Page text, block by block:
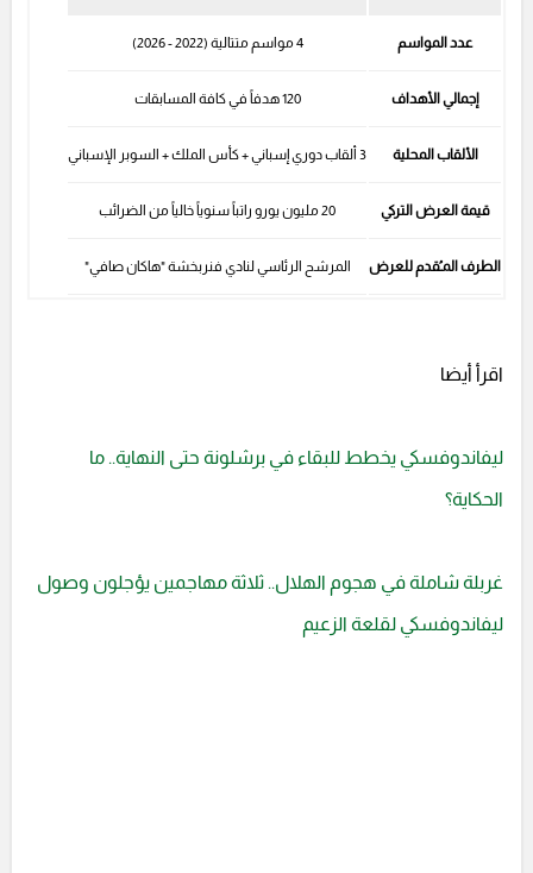
عدد المواسم 4 مواسم متتالية (2022 - 2026)
إجمالي الأهداف 120 هدفاً في كافة المسابقات
الألقاب المحلية 3 ألقاب دوري إسباني + كأس الملك + السوبر الإسباني
قيمة العرض التركي 20 مليون يورو راتباً سنوياً خالياً من الضرائب
الطرف المـُقدم للعرض المرشح الرئاسي لنادي فنربخشة "هاكان صافي"
اقرأ أيضا
ليفاندوفسكي يخطط للبقاء في برشلونة حتى النهاية.. ما
الحكاية؟
غربلة شاملة في هجوم الهلال.. ثلاثة مهاجمين يؤجلون وصول
ليفاندوفسكي لقلعة الزعيم